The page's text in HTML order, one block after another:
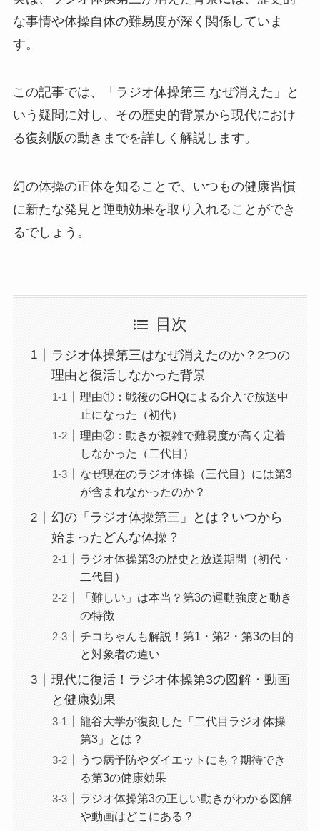
な事情や体操自体の難易度が深く関係していま
す。
この記事では、「ラジオ体操第三 なぜ消えた」と
いう疑問に対し、その歴史的背景から現代におけ
る復刻版の動きまでを詳しく解説します。
幻の体操の正体を知ることで、いつもの健康習慣
に新たな発見と運動効果を取り入れることができ
るでしょう。
目次
ラジオ体操第三はなぜ消えたのか？2つの
理由と復活しなかった背景
理由①：戦後のGHQによる介入で放送中
止になった（初代）
理由②：動きが複雑で難易度が高く定着
しなかった（二代目）
なぜ現在のラジオ体操（三代目）には第3
が含まれなかったのか？
幻の「ラジオ体操第三」とは？いつから
始まったどんな体操？
ラジオ体操第3の歴史と放送期間（初代・
二代目）
「難しい」は本当？第3の運動強度と動き
の特徴
チコちゃんも解説！第1・第2・第3の目的
と対象者の違い
現代に復活！ラジオ体操第3の図解・動画
と健康効果
龍谷大学が復刻した「二代目ラジオ体操
第3」とは？
うつ病予防やダイエットにも？期待でき
る第3の健康効果
ラジオ体操第3の正しい動きがわかる図解
や動画はどこにある？